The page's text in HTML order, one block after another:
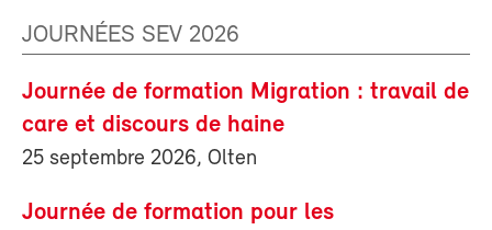
JOURNÉES SEV 2026
Journée de formation Migration : travail de
care et discours de haine
25 septembre 2026, Olten
Journée de formation pour les